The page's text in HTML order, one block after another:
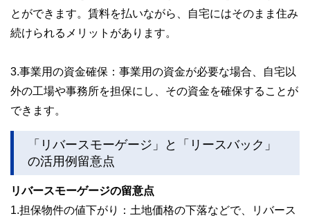
とができます。賃料を払いながら、自宅にはそのまま住み
続けられるメリットがあります。
3.事業用の資金確保：事業用の資金が必要な場合、自宅以
外の工場や事務所を担保にし、その資金を確保することが
できます。
「リバースモーゲージ」と「リースバック」
の活用例留意点
リバースモーゲージの留意点
1.担保物件の値下がり：土地価格の下落などで、リバース